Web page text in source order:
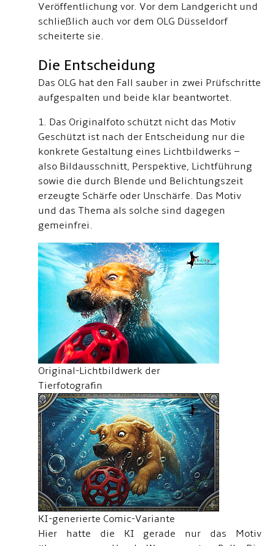
Veröffentlichung vor. Vor dem Landgericht und
schließlich auch vor dem OLG Düsseldorf
scheiterte sie.
Die Entscheidung
Das OLG hat den Fall sauber in zwei Prüfschritte
aufgespalten und beide klar beantwortet.
1. Das Originalfoto schützt nicht das Motiv
Geschützt ist nach der Entscheidung nur die
konkrete Gestaltung eines Lichtbildwerks –
also Bildausschnitt, Perspektive, Lichtführung
sowie die durch Blende und Belichtungszeit
erzeugte Schärfe oder Unschärfe. Das Motiv
und das Thema als solche sind dagegen
gemeinfrei.
Original-Lichtbildwerk der
Tierfotografin
KI-generierte Comic-Variante
Hier hatte die KI gerade nur das Motiv